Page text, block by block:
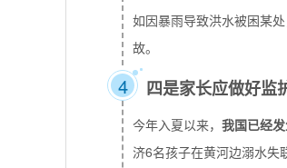
如因暴雨导致洪水被困某
故。
4 四是家长应做好监
今年入夏以来，我国已经
济6名孩子在黄河边溺水失